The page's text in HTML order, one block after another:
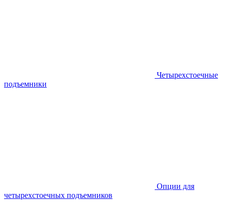
Четырехстоечные
подъемники
Опции для
четырехстоечных подъемников